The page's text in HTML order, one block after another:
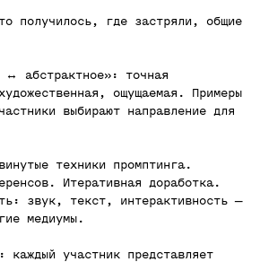
получилось, где застряли, общие
↔ абстрактное»: точная
ощущаемая. Примеры
выбирают направление для
техники промптинга.
Итеративная доработка.
звук, текст, интерактивность —
медиумы.
каждый участник представляет